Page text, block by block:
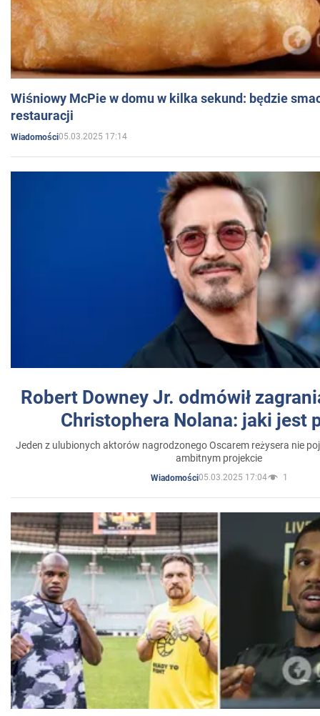
Wiśniowy McPie w domu w kilka sekund: będzie
restauracji
Wiadomości05.03.2025 17:14
Robert Downey Jr. odmówił
Christophera Nolana: jaki jest
Jeden z ulubionych aktorów nagrodzonego Oscarem reżysera nie
ambitnym projekcie
Wiadomości05.03.2025 17:04 1